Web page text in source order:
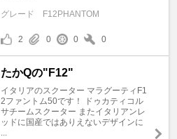
グレード F12PHANTOM
2 0 0 0
たかQの"F12"
イタリアのスクーター マラグーティF1
2ファントム50です！ ドゥカティコル
サチームスクーター またイタリアンレ
ッドに国産ではありえないデザインに
...